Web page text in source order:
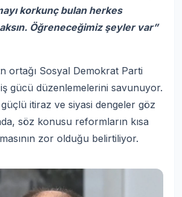
korkunç bulan herkes
Öğreneceğimiz şeyler var”
ortağı Sosyal Demokrat Parti
gücü düzenlemelerini savunuyor.
itiraz ve siyasi dengeler göz
söz konusu reformların kısa
zor olduğu belirtiliyor.